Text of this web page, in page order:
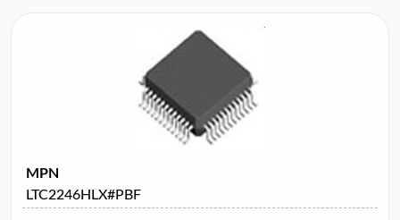
MPN
LTC2246HLX#PBF